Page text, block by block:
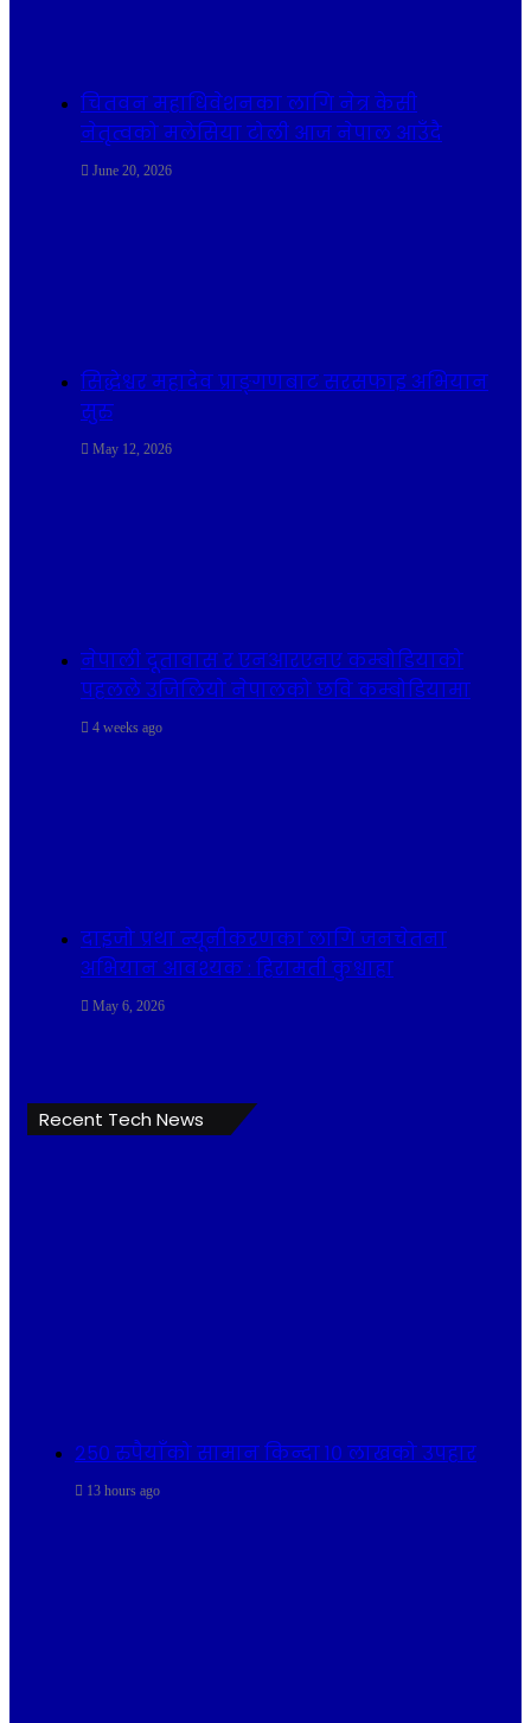
चितवन महाधिवेशनका लागि नेत्र केसी
नेतृत्वको मलेसिया टोली आज नेपाल आउँदै
June 20, 2026
सिद्धेश्वर महादेव प्राङ्गणबाट सरसफाइ अभियान
सुरु
May 12, 2026
नेपाली दूतावास र एनआरएनए कम्बोडियाको
पहलले उजिलियो नेपालको छवि कम्बोडियामा
4 weeks ago
दाइजो प्रथा न्यूनीकरणका लागि जनचेतना
अभियान आवश्यक : हिरामती कुश्वाहा
May 6, 2026
Recent Tech News
२५० रुपैयाँको सामान किन्दा १० लाखको उपहार
13 hours ago